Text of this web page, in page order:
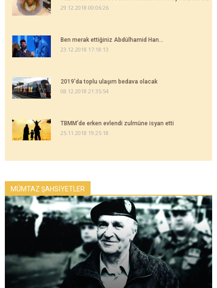
29.12.2018 00:06:26
Ben merak ettiğiniz Abdülhamid Han...
23.12.2018 17:18:13
2019'da toplu ulaşım bedava olacak
08.12.2018 21:35:54
TBMM'de erken evlendi zulmüne isyan etti
25.11.2018 19:25:18
MÜMTAZ ŞAHSİYETLER